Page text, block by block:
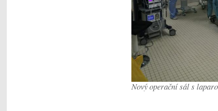
Nový operační sál s